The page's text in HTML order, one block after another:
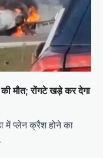
मौत; रोंगटे खड़े कर देगा
में प्लेन क्रैश होने का